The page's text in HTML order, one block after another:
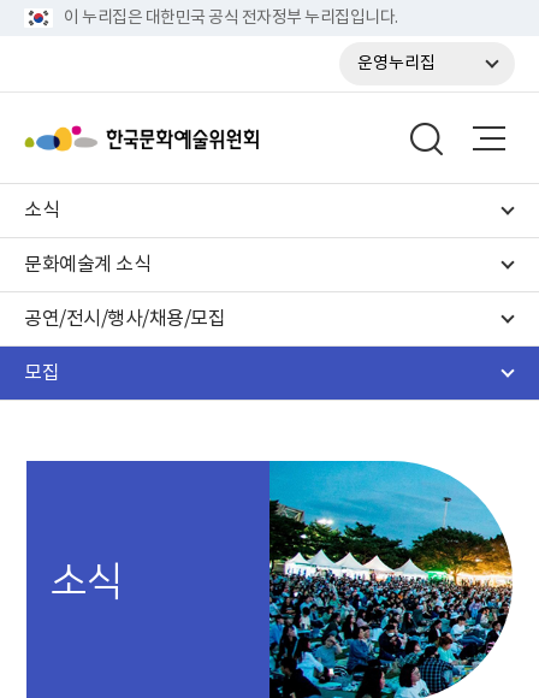
이 누리집은 대한민국 공식 전자정부 누리집입니다.
운영누리집
소식
문화예술계 소식
공연/전시/행사/채용/모집
모집
소식